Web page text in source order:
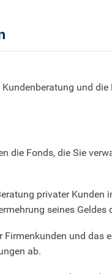
und
Fonds, die Sie
privater Kunden
seines Geldes
und das
ab.